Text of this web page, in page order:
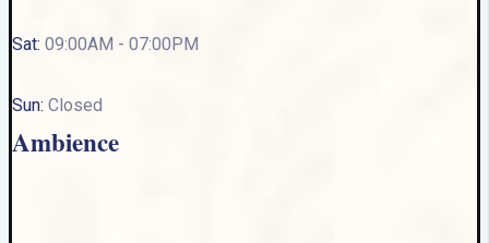
Sat: 09:00AM - 07:00PM
Sun: Closed
Ambience